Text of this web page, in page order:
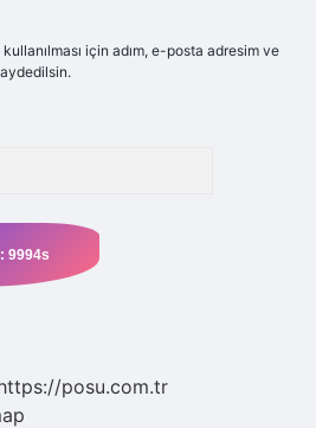
için adım, e-posta adresim ve
posu.com.tr